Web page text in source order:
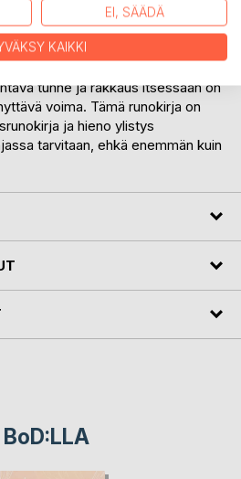
rakkaudelle on runokirja ja
eri runojen muodossa.
joita mies tuntee, kun
tunne ja rakkaus itsessään on
voima. Tämä runokirja on
ja hieno ylistys
tarvitaan, ehkä enemmän kuin
oD:LLA
EI, SÄÄDÄ
KAIKKI